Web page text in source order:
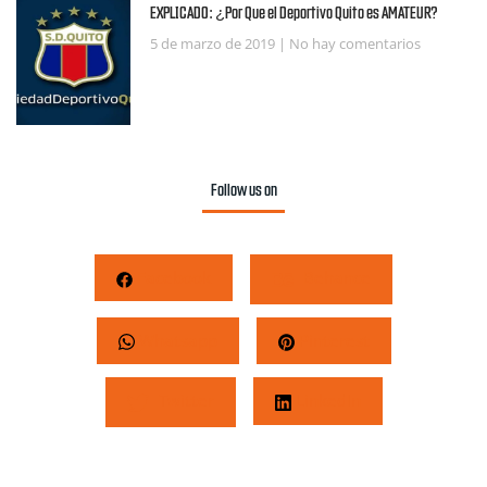
EXPLICADO: ¿Por Que el Deportivo Quito es AMATEUR?
5 de marzo de 2019 No hay comentarios
Follow us on
Whatsapp Pinterest
LinkedIn